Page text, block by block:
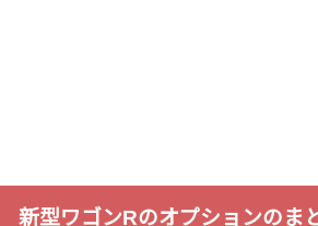
新型ワゴンRのオプションのま